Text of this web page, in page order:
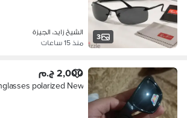
3
الشيخ زايد، الجيزة
منذ 15 ساعات
2,000 ج.م
polarized New